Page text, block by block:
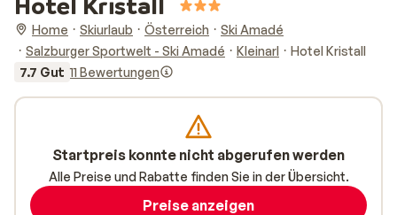
Home Skiurlaub Österreich
Ski Amadé
Salzburger Sportwelt - Ski Amadé
Kleinarl
Hotel Kristall
7.7 Gut 11 Bewertungen
Startpreis konnte nicht abgerufen werden
Alle Preise und Rabatte finden Sie in der Übersicht.
Preise anzeigen